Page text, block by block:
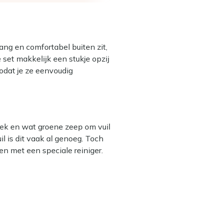
en comfortabel buiten zit,
set makkelijk een stukje opzij
je ze eenvoudig
tafel van 100 cm met
en weinig omkijken
en wat groene zeep om vuil
is dit vaak al genoeg. Toch
met een speciale reiniger.